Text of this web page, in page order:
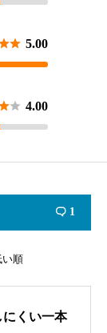
 5.00
 4.00
 1
い順
くい一本